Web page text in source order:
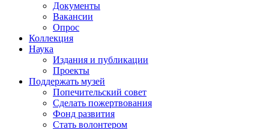
Документы
Вакансии
Опрос
Коллекция
Наука
Издания и публикации
Проекты
Поддержать музей
Попечительский совет
Сделать пожертвования
Фонд развития
Стать волонтером